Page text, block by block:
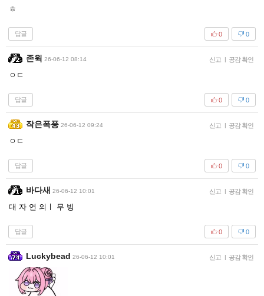
ㅎ
답글 0
0
존윅 26-06-12 08:14 신고 | 공감 확인
ㅇㄷ
답글 0
0
작은폭풍 26-06-12 09:24 신고 | 공감 확인
ㅇㄷ
답글 0
0
바다새 26-06-12 10:01 신고 | 공감 확인
대 자 연 의ㅣ 무 빙
답글 0
0
Luckybead 26-06-12 10:01 신고 | 공감 확인